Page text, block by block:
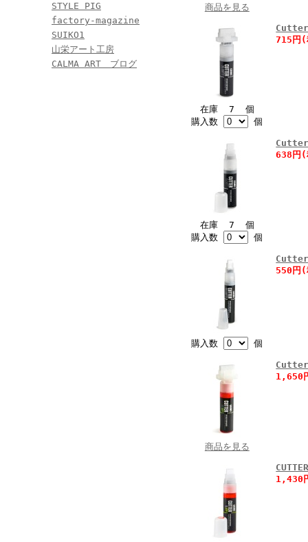
STYLE PIG
factory-magazine
SUIKO1
山栄アート工房
CALMA ART ブログ
商品を見る
在庫 7 個
購入数
個
Cutter
715円
在庫 7 個
購入数
個
Cutter
638円
購入数 個
Cutter
550円
商品を見る
Cutter
1,650
1,430